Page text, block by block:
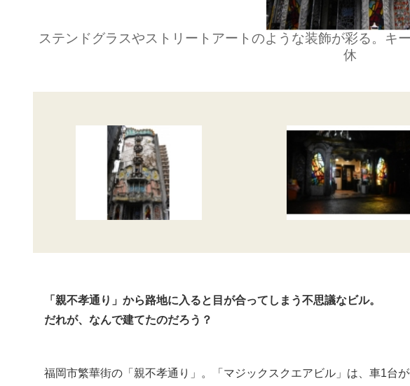
ステンドグラスやストリートアートのような装飾が彩る。
休
「親不孝通り」から路地に入ると目が合ってしまう不思議なビル。
だれが、なんで建てたのだろう？
福岡市繁華街の「親不孝通り」。「マジックスクエアビル」は、車1台